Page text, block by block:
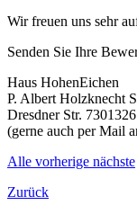
Wir freuen uns sehr
Senden Sie Ihre
Haus HohenEichen
P. Albert Holzknecht
Dresdner Str.
(gerne auch per Mail
Alle vorherige nächste
Zurück